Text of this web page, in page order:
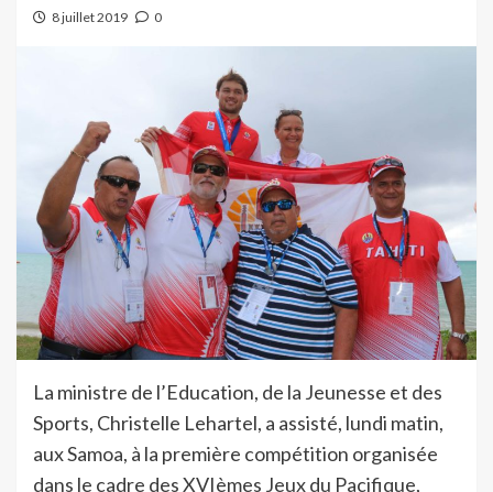
8 juillet 2019 0
La ministre de l’Education, de la Jeunesse et des
Sports, Christelle Lehartel, a assisté, lundi matin,
aux Samoa, à la première compétition organisée
dans le cadre des XVIèmes Jeux du Pacifique,